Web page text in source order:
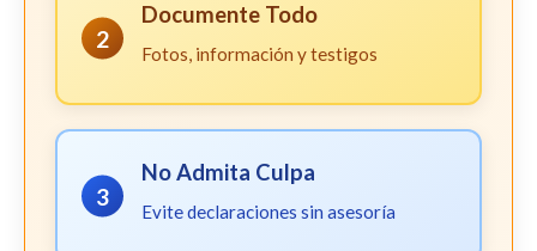
2
Documente Todo
Fotos, información y testigos
3
No Admita Culpa
Evite declaraciones sin asesoría